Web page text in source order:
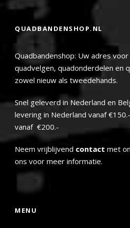
QUADBANDENSHOP.NL
Quadbandenshop: Uw adres
quadvelgen, quadonderdelen en
zowel nieuw als tweedehands.
Snel geleverd in Nederland
levering in Nederland vanaf
vanaf €200.-
Neem vrijblijvend contact met
ons voor meer informatie.
MENU